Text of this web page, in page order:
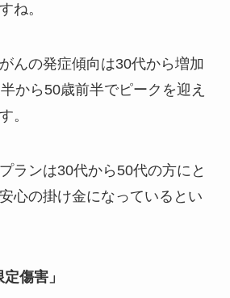
ね。
んの発症傾向は30代から増加
から50歳前半でピークを迎え
。
ランは30代から50代の方にと
心の掛け金になっているとい
傷害」